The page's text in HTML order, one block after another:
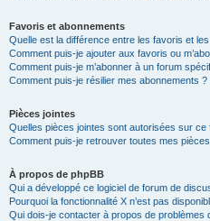
Favoris et abonnements
Quelle est la différence entre les favoris et
Comment puis-je ajouter aux favoris ou
Comment puis-je m’abonner à un forum
Comment puis-je résilier mes abonnements ?
Pièces jointes
Quelles pièces jointes sont autorisées sur ce
Comment puis-je retrouver toutes mes
À propos de phpBB
Qui a développé ce logiciel de forum de
Pourquoi la fonctionnalité X n’est pas
Qui dois-je contacter à propos de problèmes